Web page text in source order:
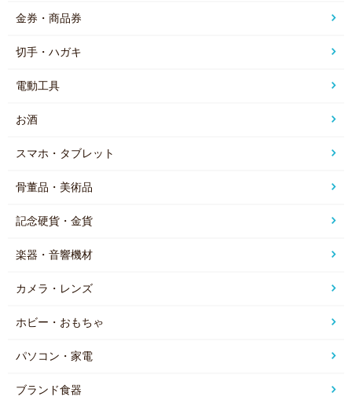
金券・商品券
切手・ハガキ
電動工具
お酒
スマホ・タブレット
骨董品・美術品
記念硬貨・金貨
楽器・音響機材
カメラ・レンズ
ホビー・おもちゃ
パソコン・家電
ブランド食器